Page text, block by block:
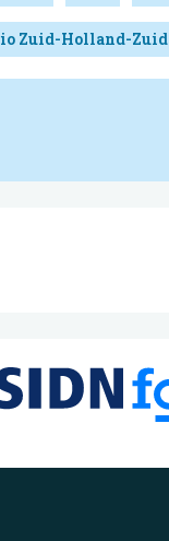
Zuid-Holland-Zuid